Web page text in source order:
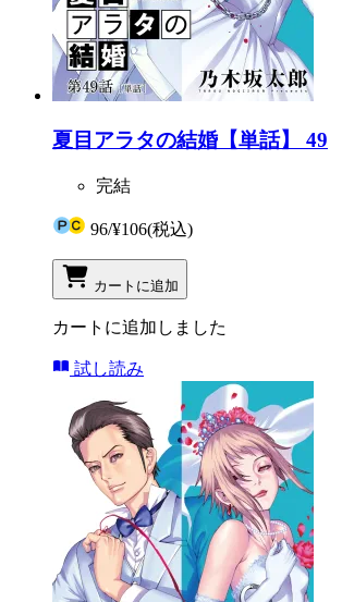
夏目アラタの結婚【単話】 49
完結
96/¥106(税込)
カートに追加
カートに追加しました
試し読み